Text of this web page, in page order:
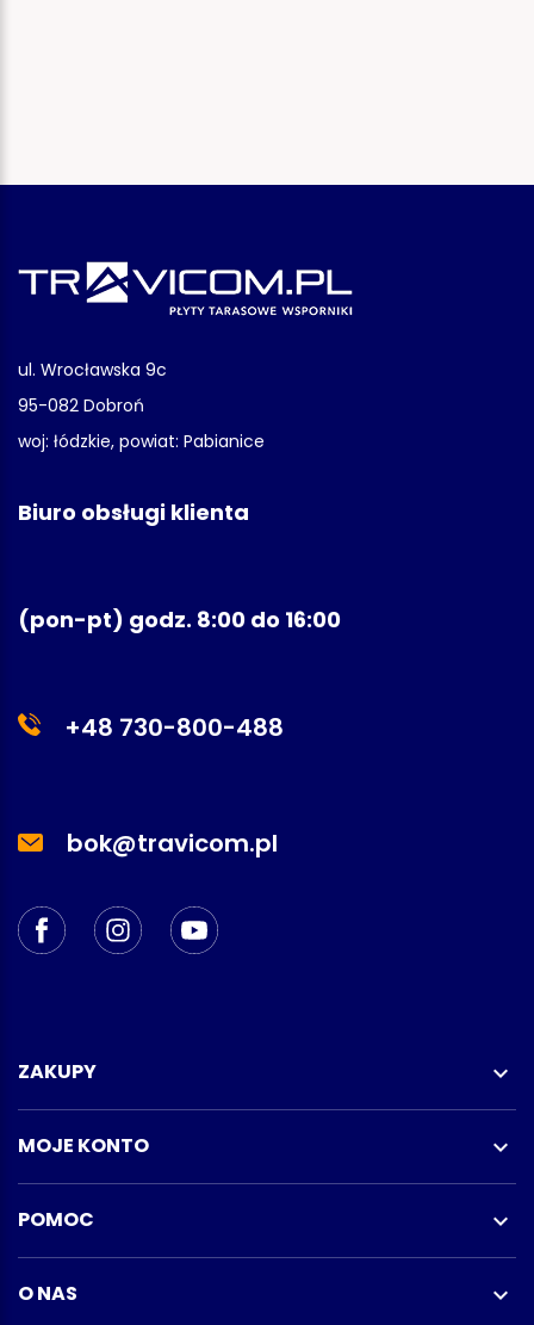
ul. Wrocławska 9c
95-082 Dobroń
woj: łódzkie, powiat: Pabianice
Biuro obsługi klienta
(pon-pt) godz. 8:00 do 16:00
+48 730-800-488
bok@travicom.pl
ZAKUPY 
MOJE KONTO 
POMOC 
O NAS 